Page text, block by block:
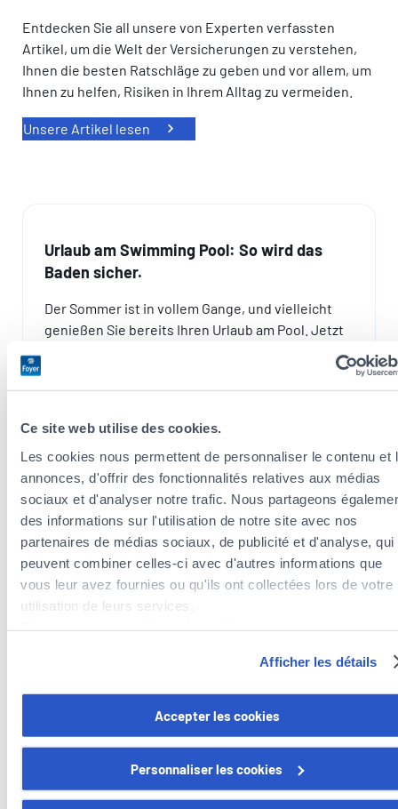
Ce site web utilise des cookies.
Les cookies nous permettent de personnaliser le contenu et
annonces, d'offrir des fonctionnalités relatives aux médias
sociaux et d'analyser notre trafic. Nous partageons
des informations sur l'utilisation de notre site avec nos
partenaires de médias sociaux, de publicité et d'analyse, qui
peuvent combiner celles-ci avec d'autres informations que
vous leur avez fournies ou qu'ils ont collectées lors de votre
utilisation de leurs services.
Vous avez la possibilité de retirer votre consentement à tout
moment en cliquant sur le lien "gestion des cookies" en bas
Certains de ces cookies sont strictement nécessaires au
Afficher les détails
Accepter les cookies
Personnaliser les cookies
Urlaub am Swimming Pool: So wird das
Baden sicher.
Der Sommer ist in vollem Gange, und vielleicht
genießen Sie bereits Ihren Urlaub am Pool. Jetzt
Sicherheitsregeln noch einmal ins Gedächtnis zu
rufen…
Mehr lesen:
am
Swimming
das
Umzug: So gelingt ein Neubeginn in
Luxemburg
Ein Umzug nach Luxemburg ist der Beginn eines
neuen persönlichen und beruflichen
Abenteuers. Das Großherzogtum zieht mit
seinen Karrierechancen, der Kaufkraft und der
Mehr lesen:
gelingt
Entdecken Sie all unsere von Experten verfassten
Artikel, um die Welt der Versicherungen zu verstehen,
Ihnen die besten Ratschläge zu geben und vor allem, um
Ihnen zu helfen, Risiken in Ihrem Alltag zu vermeiden.
Unsere Artikel lesen